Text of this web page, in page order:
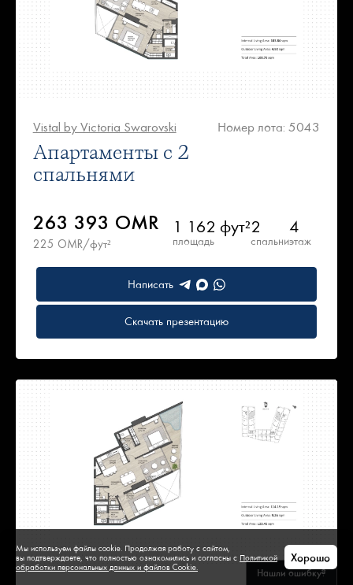
Vistal by Victoria Swarovski Номер лота: 5043
Апартаменты с 2
спальнями
263 393 OMR
225 OMR/фут²
1 162 фут²
площадь
2
спальни
4
этаж
Написать
Скачать презентацию
Нашли ошибку?
Мы используем файлы cookie. Продолжая работу с сайтом,
вы подтверждаете, что полностью ознакомились и согласны с Политикой
обработки персональных данных и файлов Cookie.
Хорошо